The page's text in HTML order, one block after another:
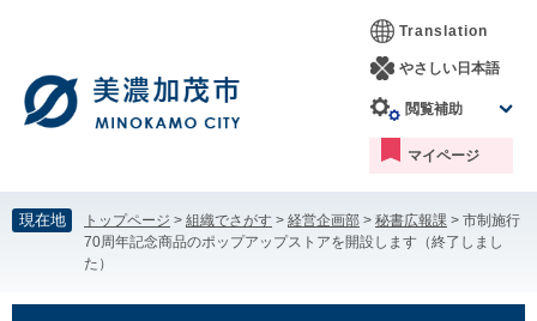
す。
し
て
本
Translation
やさしい日本語
閲覧補助
マイページ
現在地 トップページ > 組織でさがす > 経営企画部 > 秘書広報課 > 市制施行
70周年記念商品のポップアップストアを開設します（終了しまし
た）